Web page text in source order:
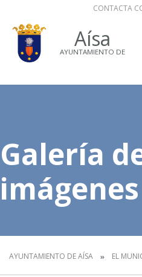
CONTACTA
Aísa
AYUNTAMIENTO DE
Galería
imágenes
AYUNTAMIENTO DE AÍSA EL